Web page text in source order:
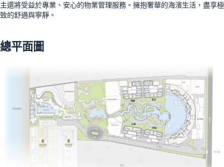
主還將受益於專業、安心的物業管理服務。擁抱奢華的海濱生活，盡享極
致的舒適與寧靜。
總平面圖